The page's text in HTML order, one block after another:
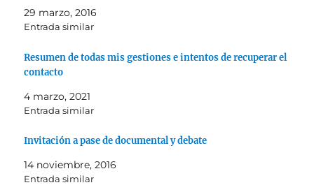
29 marzo, 2016
Entrada similar
Resumen de todas mis gestiones e intentos de recuperar el
contacto
4 marzo, 2021
Entrada similar
Invitación a pase de documental y debate
14 noviembre, 2016
Entrada similar